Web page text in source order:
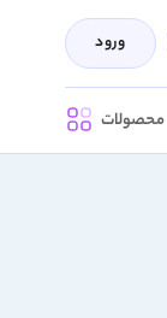
ورود
محصولات